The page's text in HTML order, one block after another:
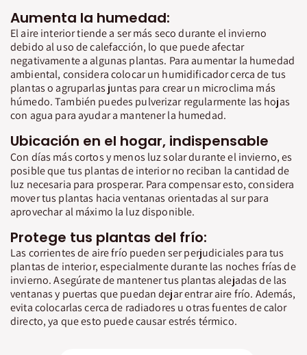
Aumenta la humedad:
El aire interior tiende a ser más seco durante el invierno
debido al uso de calefacción, lo que puede afectar
negativamente a algunas plantas. Para aumentar la humedad
ambiental, considera colocar un humidificador cerca de tus
plantas o agruparlas juntas para crear un microclima más
húmedo. También puedes pulverizar regularmente las hojas
con agua para ayudar a mantener la humedad.
Ubicación en el hogar, indispensable
Con días más cortos y menos luz solar durante el invierno, es
posible que tus plantas de interior no reciban la cantidad de
luz necesaria para prosperar. Para compensar esto, considera
mover tus plantas hacia ventanas orientadas al sur para
aprovechar al máximo la luz disponible.
Protege tus plantas del frío:
Las corrientes de aire frío pueden ser perjudiciales para tus
plantas de interior, especialmente durante las noches frías de
invierno. Asegúrate de mantener tus plantas alejadas de las
ventanas y puertas que puedan dejar entrar aire frío. Además,
evita colocarlas cerca de radiadores u otras fuentes de calor
directo, ya que esto puede causar estrés térmico.